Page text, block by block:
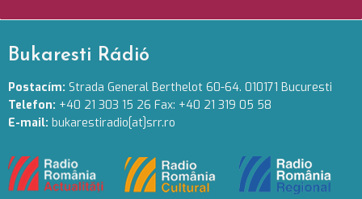
Bukaresti Rádió
Postacím: Strada General Berthelot 60-64. 010171 Bucuresti
Telefon: +40 21 303 15 26 Fax: +40 21 319 05 58
E-mail: bukarestiradio[at]srr.ro